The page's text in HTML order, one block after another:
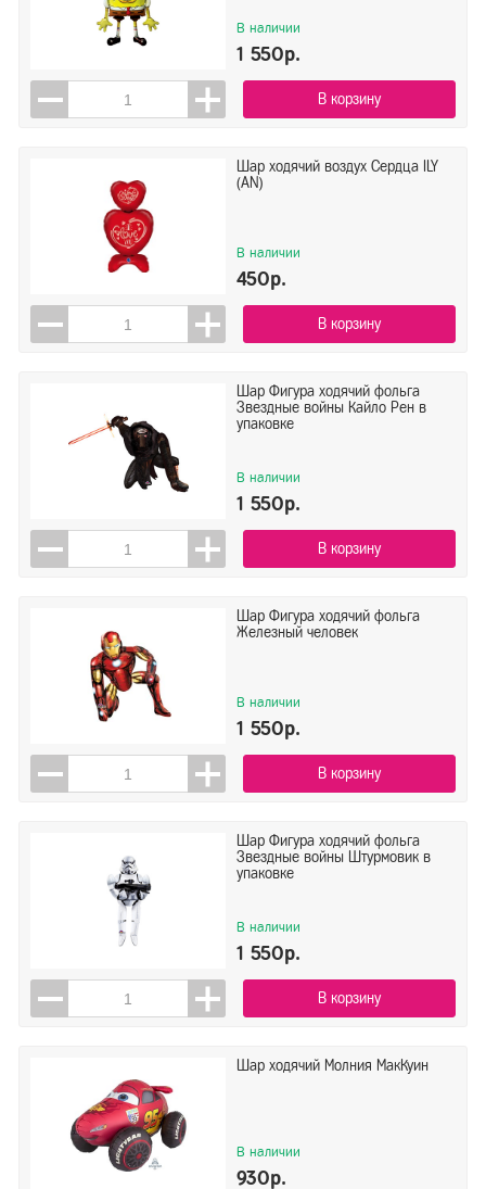
В наличии
1 550р.
В корзину
Шар ходячий воздух Сердца ILY
(AN)
В наличии
450р.
В корзину
Шар Фигура ходячий фольга
Звездные войны Кайло Рен в
упаковке
В наличии
1 550р.
В корзину
Шар Фигура ходячий фольга
Железный человек
В наличии
1 550р.
В корзину
Шар Фигура ходячий фольга
Звездные войны Штурмовик в
упаковке
В наличии
1 550р.
В корзину
Шар ходячий Молния МакКуин
В наличии
930р.